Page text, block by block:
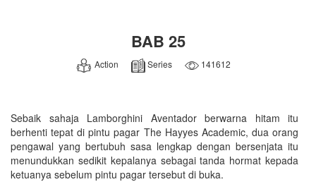
BAB 25
Action Series 141612
Sebaik sahaja Lamborghini Aventador berwarna hitam itu
berhenti tepat di pintu pagar The Hayyes Academic, dua orang
pengawal yang bertubuh sasa lengkap dengan bersenjata itu
menundukkan sedikit kepalanya sebagai tanda hormat kepada
ketuanya sebelum pintu pagar tersebut di buka.